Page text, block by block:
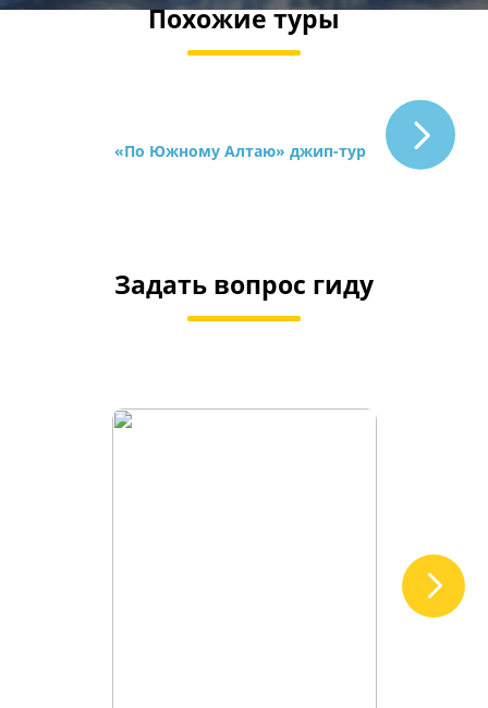
Похожие туры
«По Южному Алтаю» джип-тур
Задать вопрос гиду